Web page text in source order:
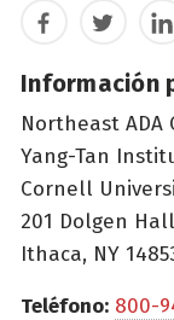
FacebookTwitter
Información
Northeast ADA
Yang-Tan
Cornell
201 Dolgen Hall
Ithaca, NY
Teléfono: 800-